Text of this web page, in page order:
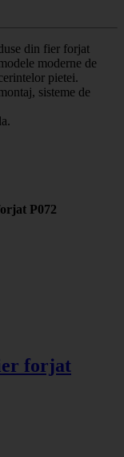
din fier forjat
moderne de
pietei.
sisteme de
P072
forjat